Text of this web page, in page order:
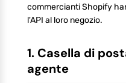
commercianti Shopify
l'API al loro negozio.
1. Casella di
agente